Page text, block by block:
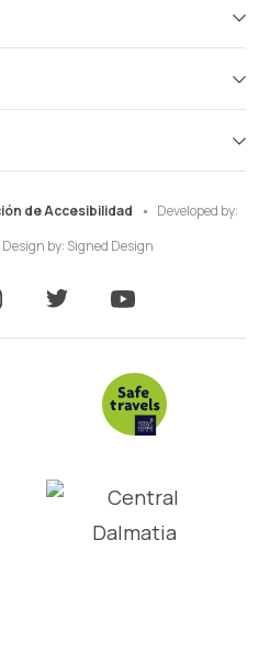
de Accesibilidad
Developed by:
Design by: Signed Design